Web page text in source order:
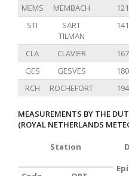
MEMS
MEMBACH 121
STI
SART
TILMAN
141
CLA CLAVIER 167
GES
GESVES 180
RCH
ROCHEFORT 194
MEASUREMENTS BY THE
(ROYAL NETHERLANDS
Station